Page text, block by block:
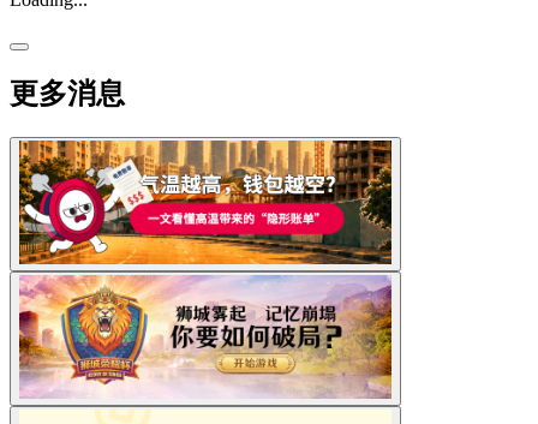
更多消息